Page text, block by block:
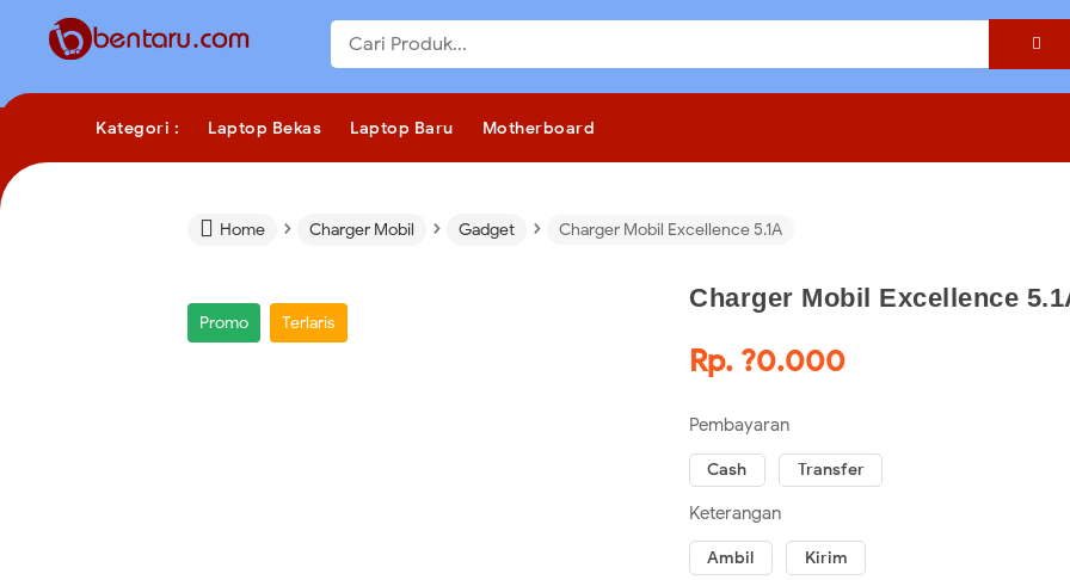

Kategori : Laptop Bekas Laptop Baru Motherboard
 Home › Charger Mobil › Gadget › Charger Mobil Excellence 5.1A
Promo Terlaris
Charger Mobil Excellence
Rp. ?0.000
Pembayaran
Cash Transfer
Keterangan
Ambil Kirim